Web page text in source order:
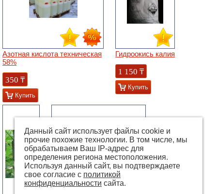
Азотная кислота техническая
58%
350 ₸
Купить
Гидроокись калия
1 150 ₸
Купить
Данный сайт использует файлы cookie и
прочие похожие технологии. В том числе, мы
обрабатываем Ваш IP-адрес для
определения региона местоположения.
Используя данный сайт, вы подтверждаете
свое согласие с политикой
конфиденциальности сайта.